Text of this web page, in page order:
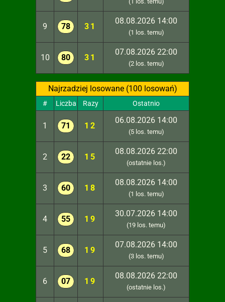
9 78 31
08.08.2026 14:00
(1 los. temu)
10 80 31
07.08.2026 22:00
(2 los. temu)
Najrzadziej losowane (100 losowań)
# Liczba Razy Ostatnio
1 71 12
06.08.2026 14:00
(5 los. temu)
2 22 15
08.08.2026 22:00
(ostatnie los.)
3 60 18
08.08.2026 14:00
(1 los. temu)
4 55 19
30.07.2026 14:00
(19 los. temu)
5 68 19
07.08.2026 14:00
(3 los. temu)
6 07 19
08.08.2026 22:00
(ostatnie los.)